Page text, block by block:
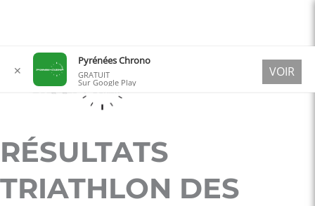
contenu
RÉSULTATS
TRIATHLON DES
✕
Pyrénées Chrono
GRATUIT
Sur Google Play
VOIR